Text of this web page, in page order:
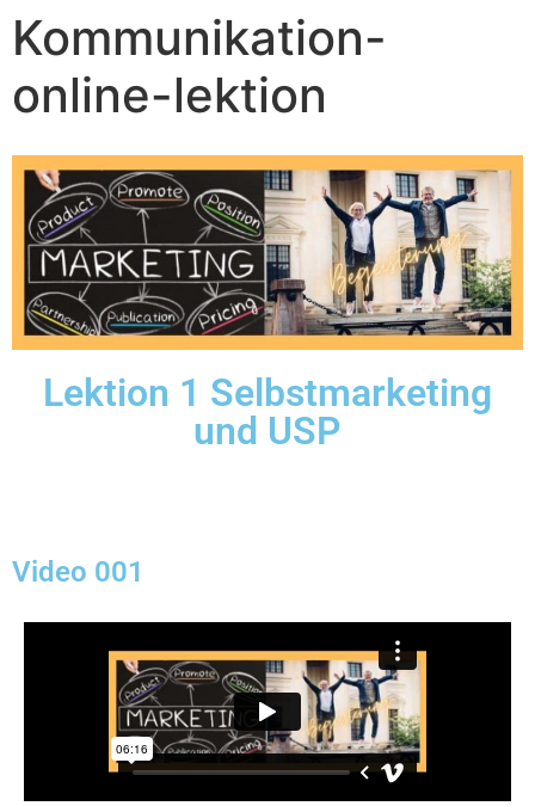
Kommunikation-
online-lektion
Lektion 1 Selbstmarketing
und USP
Video 001